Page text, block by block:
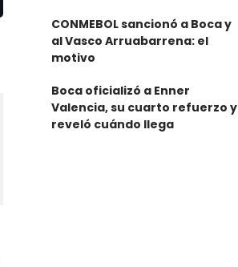
CONMEBOL sancionó a Boca y
al Vasco Arruabarrena: el
motivo
Boca oficializó a Enner
Valencia, su cuarto refuerzo y
reveló cuándo llega